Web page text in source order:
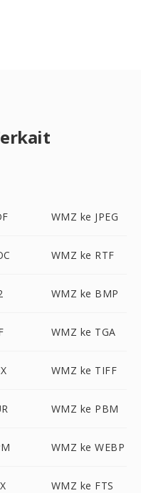
WMZ ke JPEG
WMZ ke RTF
WMZ ke BMP
WMZ ke TGA
WMZ ke TIFF
WMZ ke PBM
WMZ ke WEBP
WMZ ke FTS